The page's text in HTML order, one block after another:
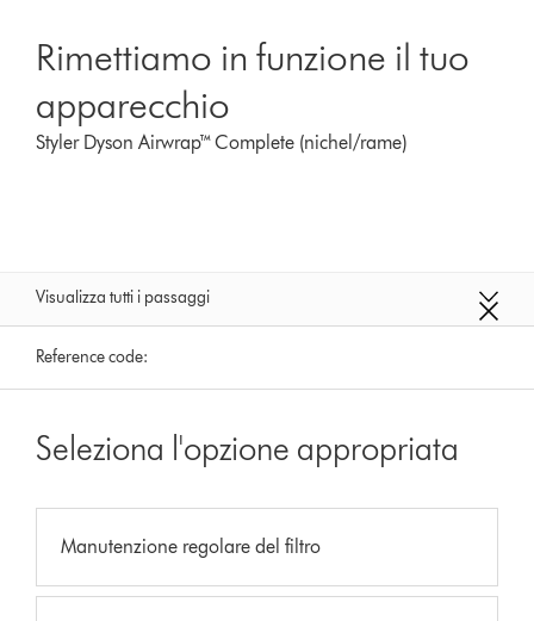
Rimettiamo in funzione il tuo
apparecchio
Styler Dyson Airwrap™ Complete (nichel/rame)
Visualizza tutti i passaggi
Reference code:
Seleziona l'opzione appropriata
Manutenzione regolare del filtro